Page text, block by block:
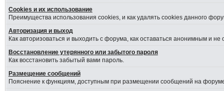
Cookies и их использование
Преимущества использования cookies, и как удалять cookies данного
Авторизация и выход
Как авторизоваться и выходить с форума, как оставаться анонимным и
Восстановление утерянного или забытого пароля
Как восстановить забытый вами пароль.
Размещение сообщений
Пояснение к функциям, доступным при размещении сообщений на